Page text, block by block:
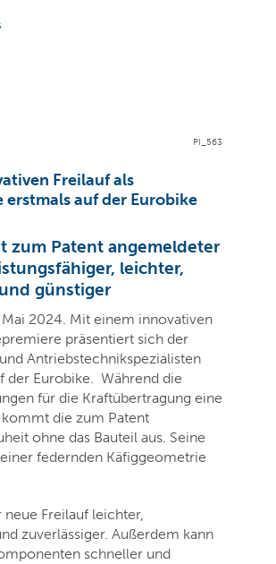
PI_563
Freilauf als
erstmals auf der Eurobike
zum Patent angemeldeter
leichter,
günstiger
2024. Mit einem innovativen
präsentiert sich der
Antriebstechnikspezialisten
der Eurobike. Während die
für die Kraftübertragung eine
die zum Patent
ohne das Bauteil aus. Seine
federnden Käfiggeometrie
Freilauf leichter,
zuverlässiger. Außerdem kann
schneller und